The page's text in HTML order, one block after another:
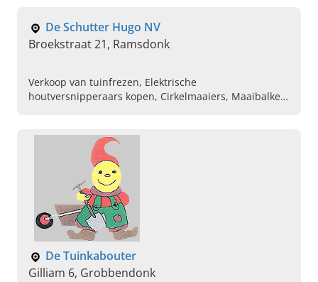
De Schutter Hugo NV
Broekstraat 21, Ramsdonk
Verkoop van tuinfrezen, Elektrische
houtversnipperaars kopen, Cirkelmaaiers, Maaibalken,
landbouw
De Tuinkabouter
Gilliam 6, Grobbendonk